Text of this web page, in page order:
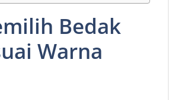
Bedak
Warna